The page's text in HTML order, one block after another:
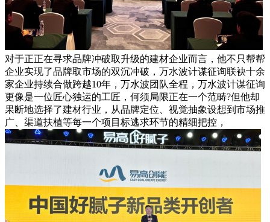
对于正正在寻求品牌冲破取升级的建材企业而言，他不只帮帮
企业实现了品牌取市场的双沉冲破，万水波计谋征询联袂十余
家企业持续合做跨越10年，万水波团队全程，万水波计谋征询
更像是一位匠心独运的工匠，何须局限正在一个范畴?但他却
果断地选择了建材行业，从品牌定位、视觉抽象设想到市场推
广、渠道扶植等每一个项目标逃求环节的精细把控，